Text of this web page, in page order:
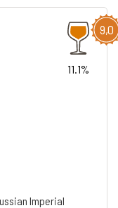
9,0
11.1%
Imperial